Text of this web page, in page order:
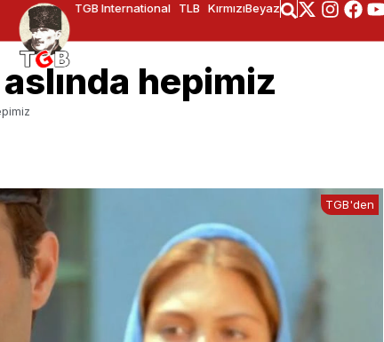
TGB International TLB KırmızıBeyaz
hepimiz
TGB'den